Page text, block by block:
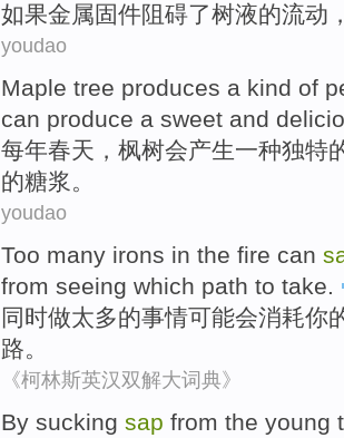
如果金属固件阻碍了树液的流动
youdao
Maple tree produces a kind of
can produce a sweet and
每年春天 ， 枫树会产生一种独特
的糖浆。
youdao
Too many irons in the fire can
from seeing which path to take.
同时做太多的事情可能会消耗你
路。
《柯林斯英汉双解大词典》
By sucking sap from the young